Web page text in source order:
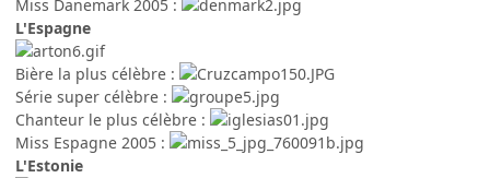
Miss Danemark 2005 :
L'Espagne
Bière la plus célèbre :
Série super célèbre :
Chanteur le plus célèbre :
Miss Espagne 2005 :
L'Estonie